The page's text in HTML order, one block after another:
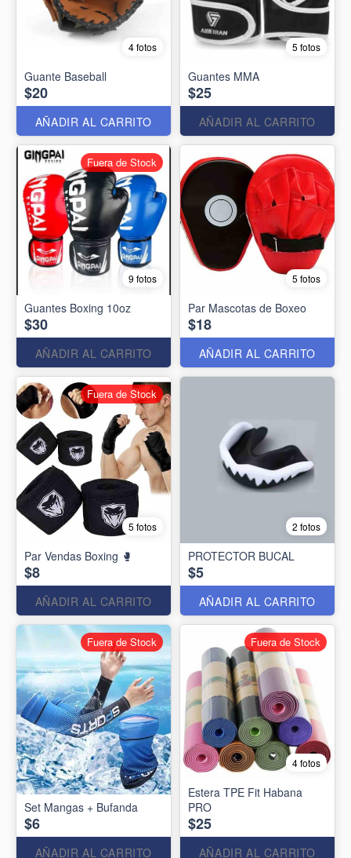
4 fotos
Guante Baseball
$20
AÑADIR AL CARRITO
5 fotos
Guantes MMA
$25
AÑADIR AL CARRITO
9 fotos
Guantes Boxing 10oz
$30
AÑADIR AL CARRITO
Fuera de Stock
5 fotos
Par Mascotas de Boxeo
$18
AÑADIR AL CARRITO
5 fotos
Par Vendas Boxing 🥊
$8
AÑADIR AL CARRITO
Fuera de Stock
2 fotos
PROTECTOR BUCAL
$5
AÑADIR AL CARRITO
Set Mangas + Bufanda
$6
AÑADIR AL CARRITO
Fuera de Stock
4 fotos
Estera TPE Fit Habana
PRO
$25
AÑADIR AL CARRITO
Fuera de Stock